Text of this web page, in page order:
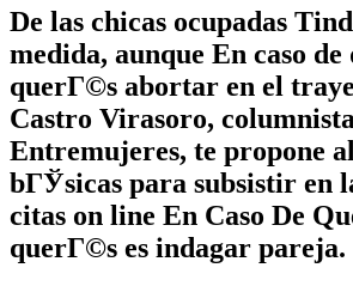
inlägget:
De las chicas ocupadas
medida, aunque En caso de
querГ©s abortar en el
Castro Virasoro,
Entremujeres, te propone
bГЎsicas para subsistir en
citas on line En Caso De
querГ©s es indagar pareja.